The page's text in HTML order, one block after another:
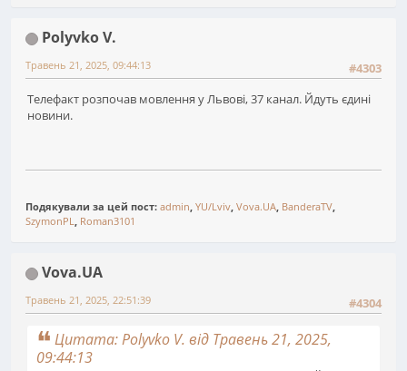
Polyvko V.
#4303
Травень 21, 2025, 09:44:13
Телефакт розпочав мовлення у Львові, 37 канал. Йдуть єдині
новини.
Подякували за цей пост: admin YU/Lviv Vova.UA BanderaTV
SzymonPL
Roman3101
Vova.UA
#4304
Травень 21, 2025, 22:51:39
Цитата: Polyvko V. від Травень 21, 2025,
09:44:13